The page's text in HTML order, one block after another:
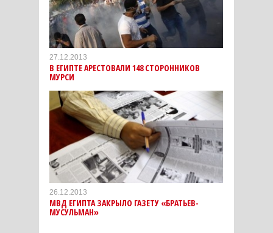
27.12.2013
В ЕГИПТЕ АРЕСТОВАЛИ 148 СТОРОННИКОВ
МУРСИ
26.12.2013
МВД ЕГИПТА ЗАКРЫЛО ГАЗЕТУ «БРАТЬЕВ-
МУСУЛЬМАН»